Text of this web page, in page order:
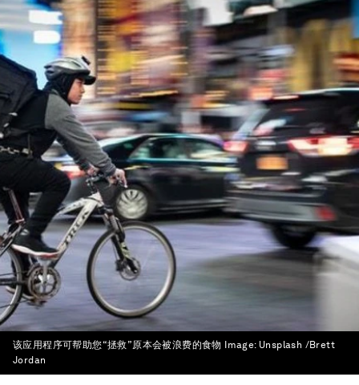
该应用程序可帮助您“拯救”原本会被浪费的食物 Image: Unsplash /Brett
Jordan